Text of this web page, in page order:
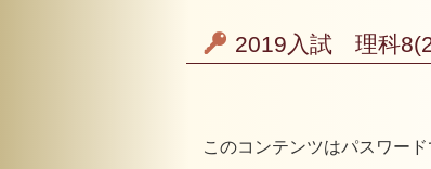
2019入試 理科
このコンテンツはパスワー